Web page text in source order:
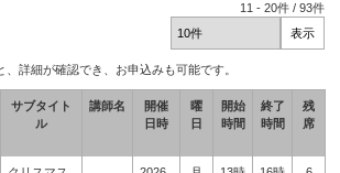
11 -20件 /93件
詳細が確認でき、お申込みも可能です。
サブタイト
ル
講師名
開催
日時
曜
日
開始
時間
終了
時間
残
席